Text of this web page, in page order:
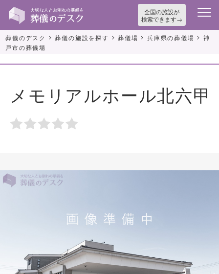
全国の施設が
検索できます
葬儀のデスク >葬儀の施設を探す >葬儀場 > 兵庫県の葬儀場 >神
戸市の葬儀場
メモリアルホール北六甲